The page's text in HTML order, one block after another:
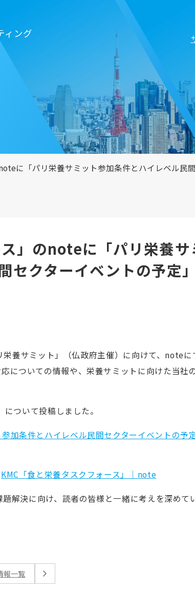
ィング
に「パリ栄養サミット参加条件とハイレベル民
」のnoteに「パリ栄養サ
セクターイベントの予定
養サミット」（仏政府主催）に向けて、noteに
についての情報や、栄養サミットに向けた当社
ついて投稿しました。
加条件とハイレベル民間セクターイベントの予
KMC「食と栄養タスクフォース」｜note
解決に向け、読者の皆様と一緒に考えを深めて
報一覧